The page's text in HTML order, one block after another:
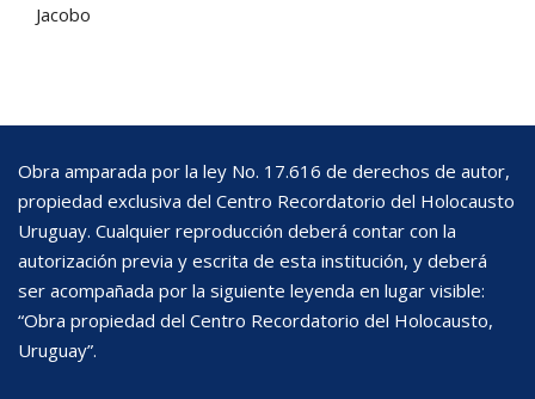
Jacobo
Obra amparada por la ley No. 17.616 de derechos de autor,
propiedad exclusiva del Centro Recordatorio del Holocausto
Uruguay. Cualquier reproducción deberá contar con la
autorización previa y escrita de esta institución, y deberá
ser acompañada por la siguiente leyenda en lugar visible:
“Obra propiedad del Centro Recordatorio del Holocausto,
Uruguay”.